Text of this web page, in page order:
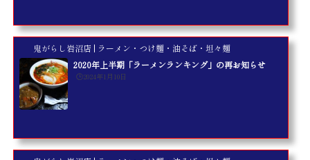
鬼がらし岩沼店 | ラーメン・つけ麺・油そば・坦々麺
2020年上半期「ラーメンランキング」の再お知らせ
🕒️2024年1月10日